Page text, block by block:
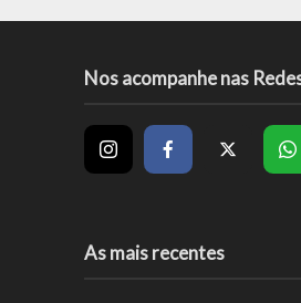
Nos acompanhe nas
As mais recentes